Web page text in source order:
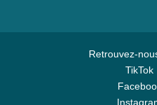
Retrouvez-
TikTok